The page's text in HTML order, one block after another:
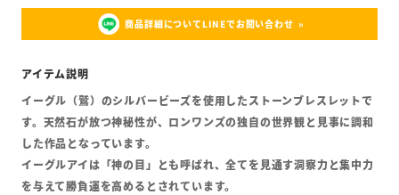
商品詳細についてLINEでお問い合わせ
イーグル（鷲）のシルバービーズを使用したストーンブレスレットで
す。天然石が放つ神秘性が、ロンワンズの独自の世界観と見事に調和
した作品となっています。
イーグルアイは「神の目」とも呼ばれ、全てを見通す洞察力と集中力
を与えて勝負運を高めるとされています。